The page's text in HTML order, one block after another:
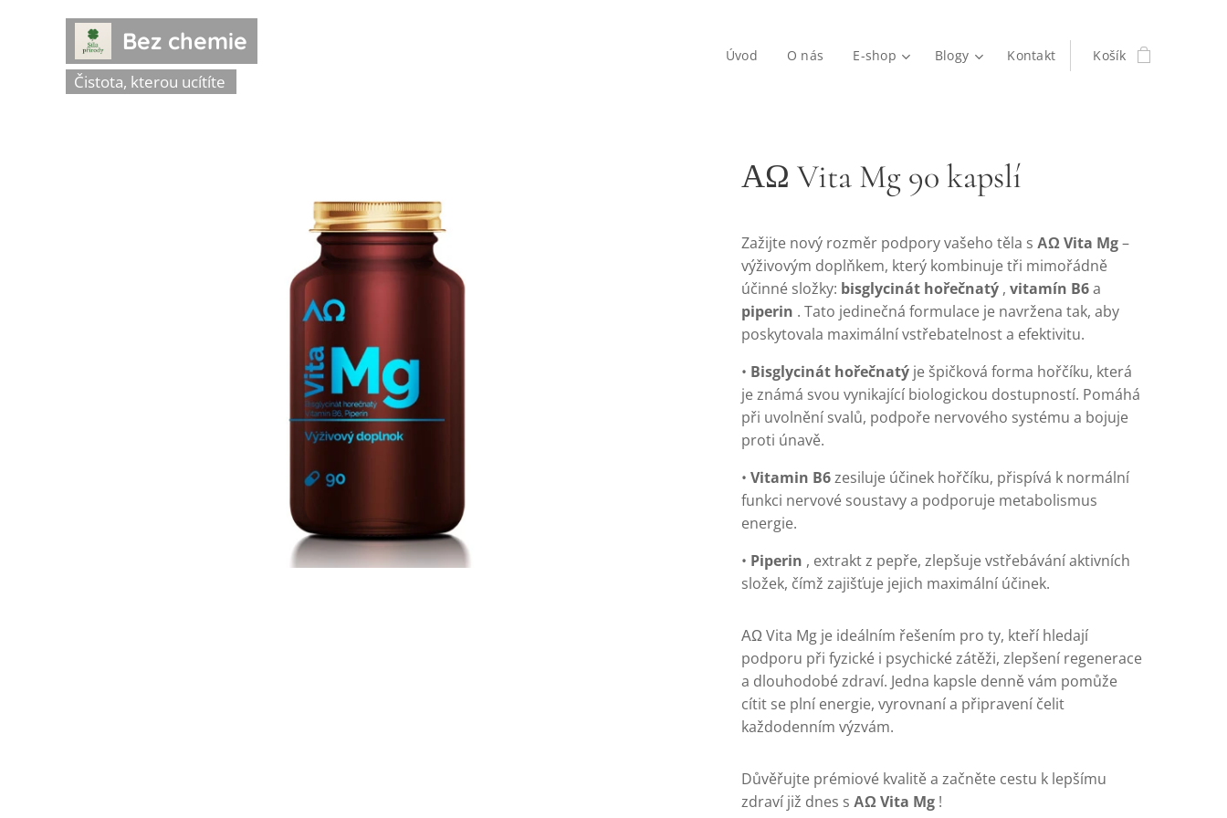
Bez chemie
Čistota, kterou ucítíte
Úvod O nás E-shop Blogy Kontakt Košík
ΑΩ Vita Mg 90 kapslí
Zažijte nový rozměr podpory vašeho těla s ΑΩ Vita Mg–
výživovým doplňkem, který kombinuje tři mimořádně
účinné složky: bisglycinát hořečnatý , vitamín B6a
piperin . Tato jedinečná formulace je navržena tak, aby
poskytovala maximální vstřebatelnost a efektivitu.
• Bisglycinát hořečnatý je špičková forma hořčíku, která
je známá svou vynikající biologickou dostupností. Pomáhá
při uvolnění svalů, podpoře nervového systému a bojuje
proti únavě.
• Vitamin B6zesiluje účinek hořčíku, přispívá k normální
funkci nervové soustavy a podporuje metabolismus
energie.
• Piperin , extrakt z pepře, zlepšuje vstřebávání aktivních
složek, čímž zajišťuje jejich maximální účinek.
ΑΩ Vita Mg je ideálním řešením pro ty, kteří hledají
podporu při fyzické i psychické zátěži, zlepšení regenerace
a dlouhodobé zdraví. Jedna kapsle denně vám pomůže
cítit se plní energie, vyrovnaní a připravení čelit
každodenním výzvám.
Důvěřujte prémiové kvalitě a začněte cestu k lepšímu
zdraví již dnes s ΑΩ Vita Mg !